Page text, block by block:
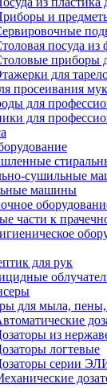
и
посуда из
приборы
для
просеивания
для
для
сушильные
машины
части к
для рук
для мыла, пены,
из
логтевые
серии